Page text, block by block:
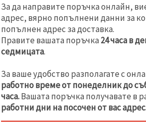
За да направите поръчка онлайн,
адрес, вярно попълнени данни за
попълнен адрес за доставка.
Правите вашата поръчка 24 часа в
седмицата.
За ваше удобство разполагате с
работно време от понеделник до
часа.Вашата поръчка получавате в
работни дни напосочен от вас